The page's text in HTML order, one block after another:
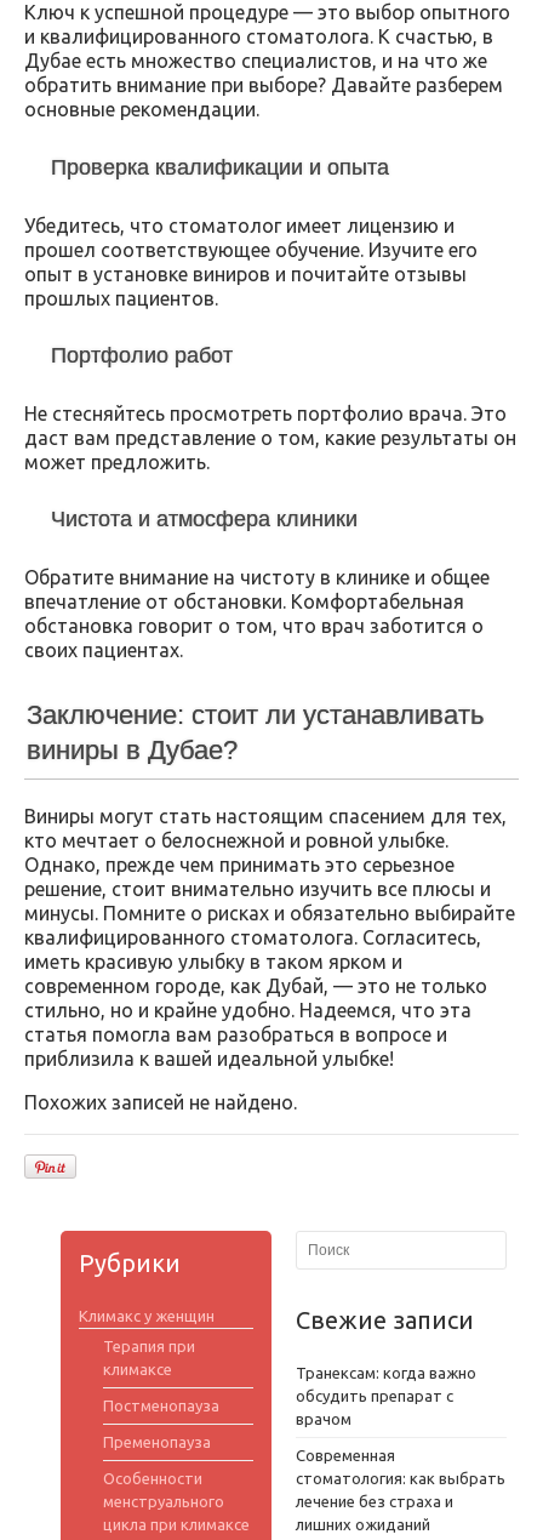
Ключ к успешной процедуре — это выбор опытного
и квалифицированного стоматолога. К счастью, в
Дубае есть множество специалистов, и на что же
обратить внимание при выборе? Давайте разберем
основные рекомендации.
Проверка квалификации и опыта
Убедитесь, что стоматолог имеет лицензию и
прошел соответствующее обучение. Изучите его
опыт в установке виниров и почитайте отзывы
прошлых пациентов.
Портфолио работ
Не стесняйтесь просмотреть портфолио врача. Это
даст вам представление о том, какие результаты он
может предложить.
Чистота и атмосфера клиники
Обратите внимание на чистоту в клинике и общее
впечатление от обстановки. Комфортабельная
обстановка говорит о том, что врач заботится о
своих пациентах.
Заключение: стоит ли устанавливать
виниры в Дубае?
Виниры могут стать настоящим спасением для тех,
кто мечтает о белоснежной и ровной улыбке.
Однако, прежде чем принимать это серьезное
решение, стоит внимательно изучить все плюсы и
минусы. Помните о рисках и обязательно выбирайте
квалифицированного стоматолога. Согласитесь,
иметь красивую улыбку в таком ярком и
современном городе, как Дубай, — это не только
стильно, но и крайне удобно. Надеемся, что эта
статья помогла вам разобраться в вопросе и
приблизила к вашей идеальной улыбке!
Похожих записей не найдено.
Рубрики
Климакс у женщин
Терапия при
климаксе
Постменопауза
Пременопауза
Особенности
менструального
цикла при климаксе
Свежие записи
Транексам: когда важно
обсудить препарат с
врачом
Современная
стоматология: как выбрать
лечение без страха и
лишних ожиданий